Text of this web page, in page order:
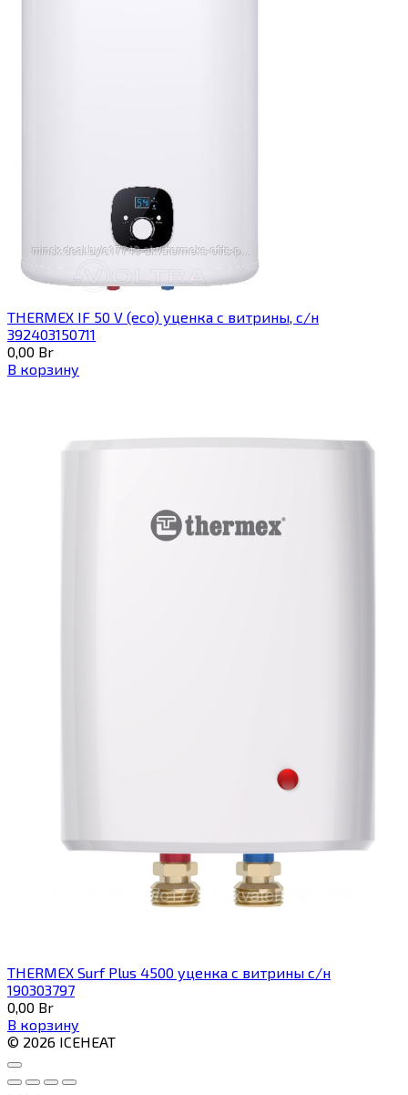
THERMEX IF 50 V (eco) уценка c витрины, с/н
392403150711
0,00 Br
В корзину
THERMEX Surf Plus 4500 уценка с витрины с/н
190303797
0,00 Br
В корзину
© 2026 ICEHEAT